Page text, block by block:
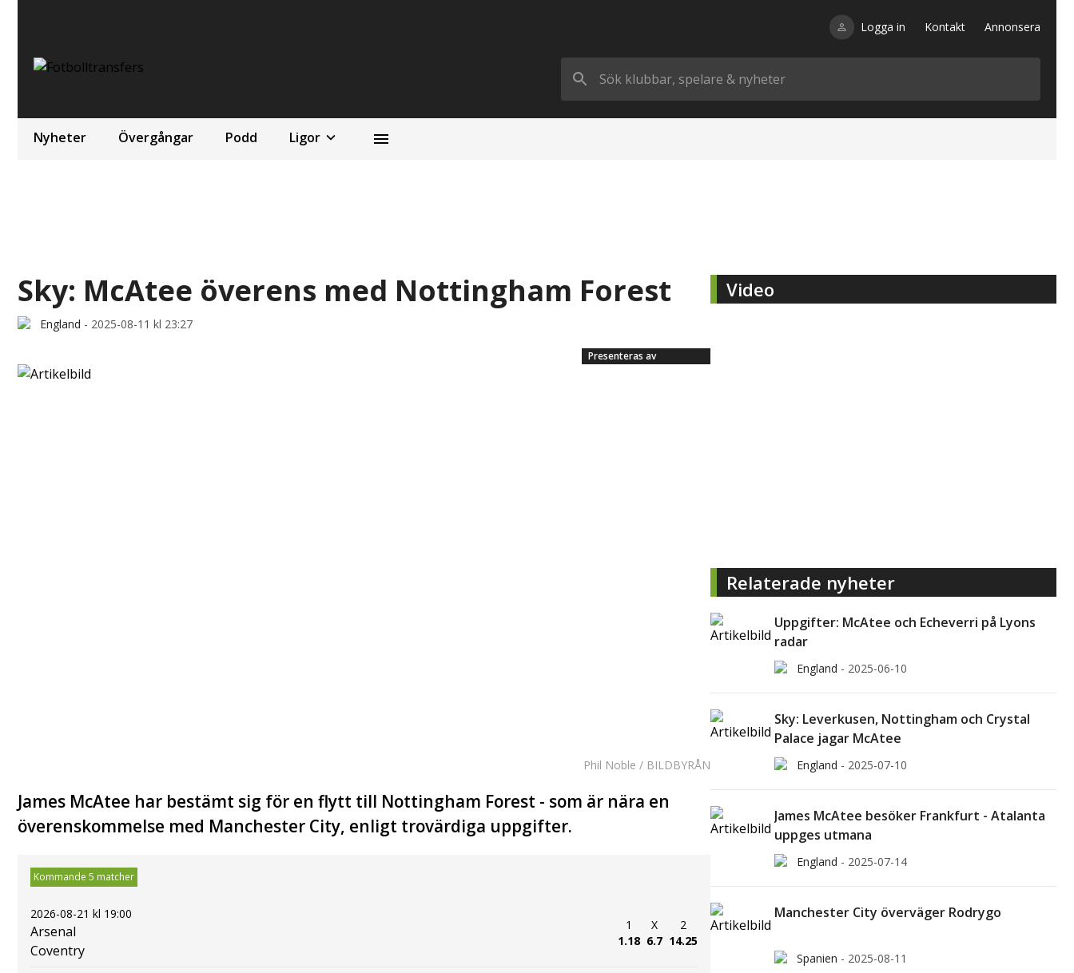
Logga in Kontakt Annonsera
Nyheter Övergångar Podd Ligor
Sky: McAtee överens med Nottingham Forest
England - 2025-08-11 kl 23:27
Presenteras av
Phil Noble / BILDBYRÅN
James McAtee har bestämt sig för en flytt till Nottingham Forest - som är nära en
överenskommelse med Manchester City, enligt trovärdiga uppgifter.
Kommande 5 matcher
2026-08-21 kl 19:00
Arsenal
Coventry
1
1.18
X
6.7
2
14.25
Video
Relaterade nyheter
Uppgifter: McAtee och Echeverri på Lyons
radar
England - 2025-06-10
Sky: Leverkusen, Nottingham och Crystal
Palace jagar McAtee
England - 2025-07-10
James McAtee besöker Frankfurt - Atalanta
uppges utmana
England - 2025-07-14
Manchester City överväger Rodrygo
Spanien - 2025-08-11